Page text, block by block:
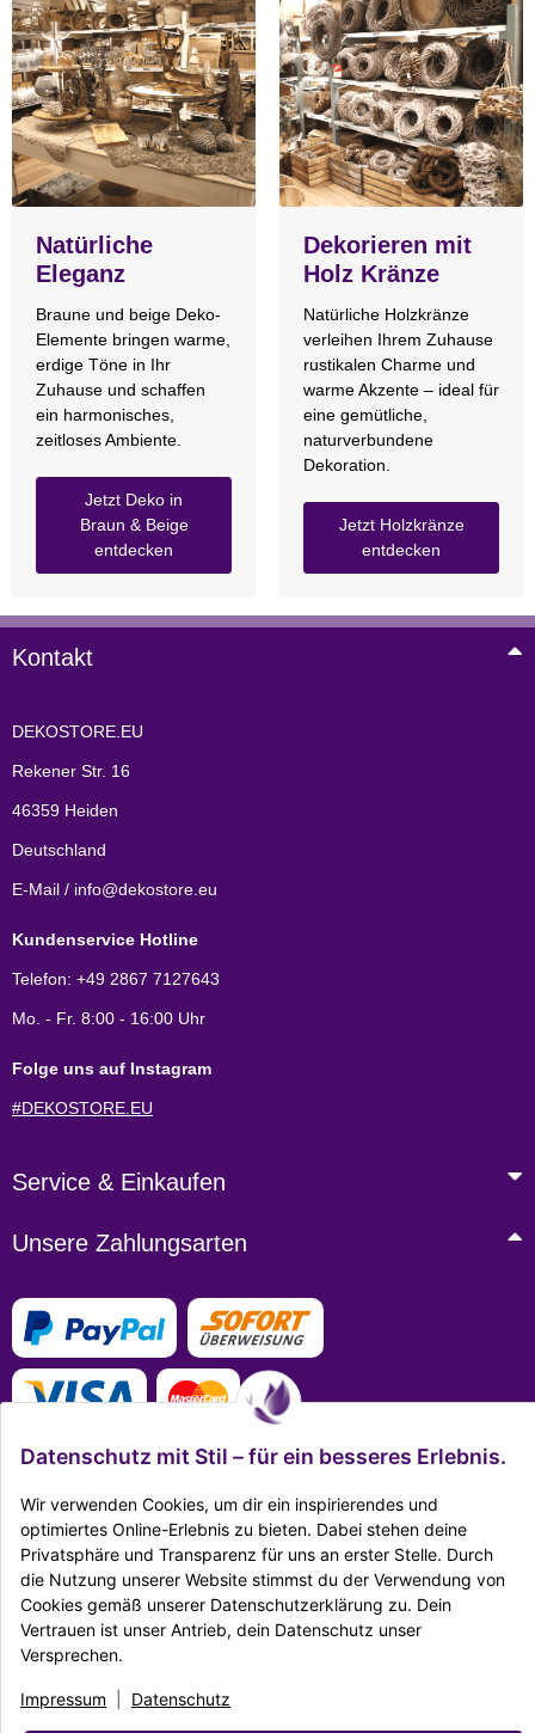
Natürliche
Eleganz
Braune und beige Deko-
Elemente bringen warme,
erdige Töne in Ihr
Zuhause und schaffen
ein harmonisches,
zeitloses Ambiente.
Jetzt Deko in
Braun & Beige
entdecken
Dekorieren mit
Holz Kränze
Natürliche Holzkränze
verleihen Ihrem Zuhause
rustikalen Charme und
warme Akzente – ideal für
eine gemütliche,
naturverbundene
Dekoration.
Jetzt Holzkränze
entdecken
Kontakt
DEKOSTORE.EU
Rekener Str. 16
46359 Heiden
Deutschland
E-Mail / info@dekostore.eu
Kundenservice Hotline
Telefon: +49 2867 7127643
Mo. - Fr. 8:00 - 16:00 Uhr
Folge uns auf Instagram
#DEKOSTORE.EU
Service & Einkaufen
Unsere Zahlungsarten
Mehr Infos zu den Zahlungsarten
Ausgezeichnet Zertifiziert
Impressum|
Unternehmen
Datenschutz mit Stil – für ein besseres Erlebnis.
Wir verwenden Cookies, um dir ein inspirierendes und
optimiertes Online-Erlebnis zu bieten. Dabei stehen deine
Privatsphäre und Transparenz für uns an erster Stelle. Durch
die Nutzung unserer Website stimmst du der Verwendung von
Cookies gemäß unserer Datenschutzerklärung zu. Dein
Vertrauen ist unser Antrieb, dein Datenschutz unser
Versprechen.
Impressum Datenschutz